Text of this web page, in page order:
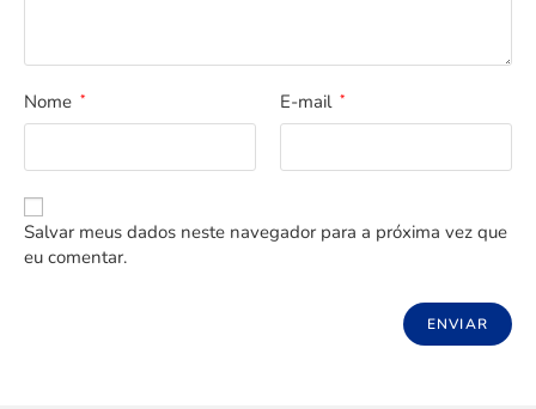
Nome * E-mail *
Salvar meus dados neste navegador para a próxima vez que
eu comentar.